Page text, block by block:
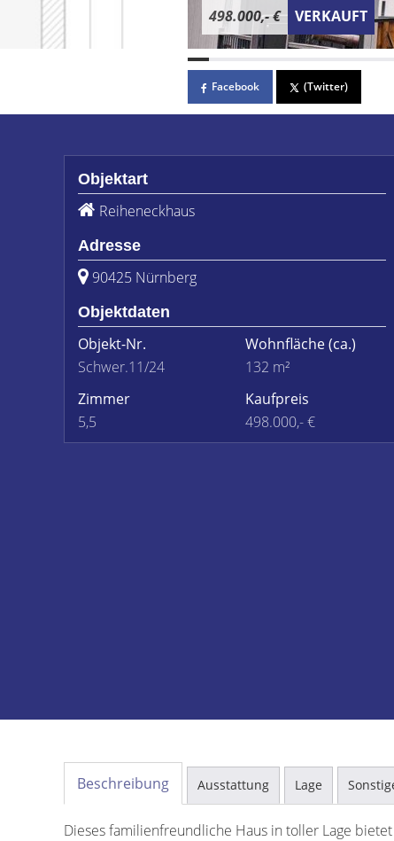
498.000,- € VERKAUFT
Facebook (Twitter)
Objektart
Reiheneckhaus
Adresse
90425 Nürnberg
Objektdaten
Objekt-Nr.
Schwer.11/24
Wohnfläche(ca.)
132 m²
Zimmer
5,5
Kaufpreis
498.000,- €
Beschreibung Ausstattung Lage
Dieses familienfreundliche Haus in toller Lage